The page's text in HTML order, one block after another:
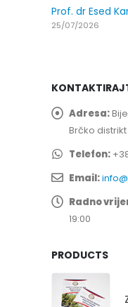
Prof. dr Esed
25/07/2026
Adresa:
Brčko distrikt
Telefon:
Email:
Radno
19:00
PRODUCTS